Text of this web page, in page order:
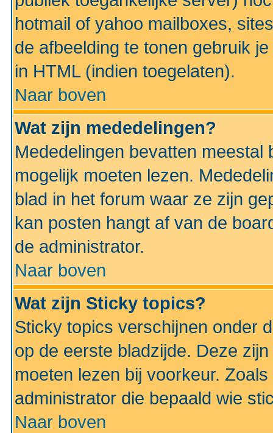
hotmail of yahoo mailboxes,
de afbeelding te tonen gebruik
in HTML (indien toegelaten).
Naar boven
Wat zijn mededelingen?
Mededelingen bevatten
mogelijk moeten lezen.
blad in het forum waar ze zijn
kan posten hangt af van de
de administrator.
Naar boven
Wat zijn Sticky topics?
Sticky topics verschijnen onder
op de eerste bladzijde. Deze
moeten lezen bij voorkeur.
administrator die bepaald wie
Naar boven